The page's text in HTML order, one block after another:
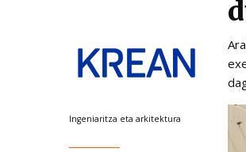
Ingeniaritza eta arkitektura